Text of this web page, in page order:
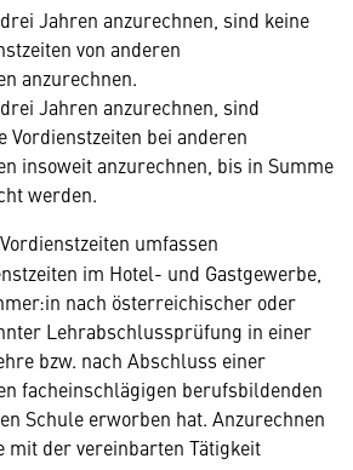
Jahren anzurechnen, sind keine
von anderen
anzurechnen.
Jahren anzurechnen, sind
Vordienstzeiten bei anderen
insoweit anzurechnen, bis in Summe
werden.
umfassen
im Hotel- und Gastgewerbe,
nach österreichischer oder
Lehrabschlussprüfung in einer
bzw. nach Abschluss einer
facheinschlägigen berufsbildenden
Schule erworben hat. Anzurechnen
mit der vereinbarten Tätigkeit